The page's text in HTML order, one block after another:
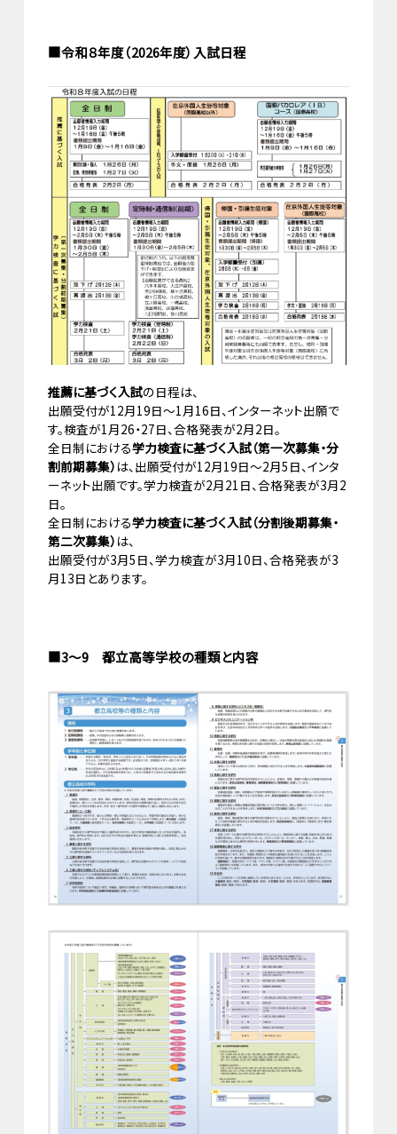
■令和８年度（2026年度）入試日程
推薦に基づく入試の日程は、
出願受付が12月19日～1月16日、インターネット出願で
す。検査が1月26・27日、合格発表が2月2日。
全日制における学力検査に基づく入試（第一次募集・分
割前期募集） は、出願受付が12月19日～2月5日、インタ
ーネット出願です。学力検査が2月21日、合格発表が3月2
日。
全日制における学力検査に基づく入試（分割後期募集・
第二次募集） は、
出願受付が3月5日、学力検査が3月10日、合格発表が3
月13日とあります。
■3～9 都立高等学校の種類と内容